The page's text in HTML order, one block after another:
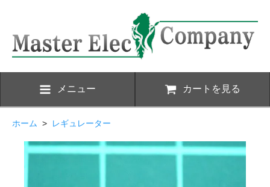
メニュー カートを見る
ホーム > レギュレーター